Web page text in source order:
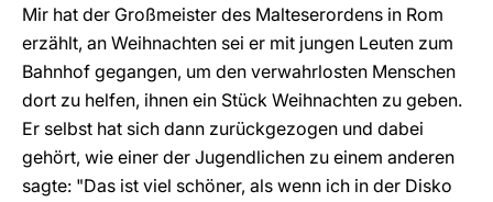
Mir hat der Großmeister des Malteserordens in Rom
erzählt, an Weihnachten sei er mit jungen Leuten zum
Bahnhof gegangen, um den verwahrlosten Menschen
dort zu helfen, ihnen ein Stück Weihnachten zu geben.
Er selbst hat sich dann zurückgezogen und dabei
gehört, wie einer der Jugendlichen zu einem anderen
sagte: "Das ist viel schöner, als wenn ich in der Disko